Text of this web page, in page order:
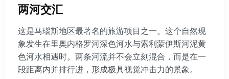
两河交汇
这是马瑙斯地区最著名的旅游项目之一。这个自然现
象发生在里奥内格罗河深色河水与索利蒙伊斯河泥黄
色河水相遇时。两条河流并不会立刻混合，而是在一
段距离内并排行进，形成极具视觉冲击力的景象。